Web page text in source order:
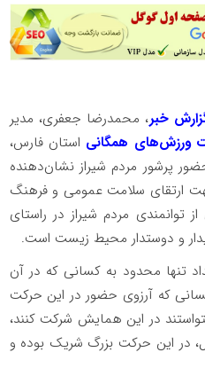
خبر، محمدرضا جعفری، مدیر
ورزش‌های همگانی استان فارس،
پرشور مردم شیراز نشان‌دهنده
ارتقای سلامت عمومی و فرهنگ
مردم شیراز در راستای
و دوستدار محیط زیست است.
تنها محدود به کسانی که در آن
که آرزوی حضور در این حرکت
در این همایش شرکت کنند،
دل، در این حرکت بزرگ شریک بوده و